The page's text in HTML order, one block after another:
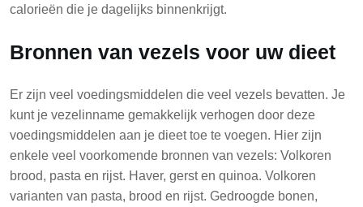
calorieën die je dagelijks binnenkrijgt.
Bronnen van vezels voor uw dieet
Er zijn veel voedingsmiddelen die veel vezels bevatten. Je
kunt je vezelinname gemakkelijk verhogen door deze
voedingsmiddelen aan je dieet toe te voegen. Hier zijn
enkele veel voorkomende bronnen van vezels: Volkoren
brood, pasta en rijst. Haver, gerst en quinoa. Volkoren
varianten van pasta, brood en rijst. Gedroogde bonen,